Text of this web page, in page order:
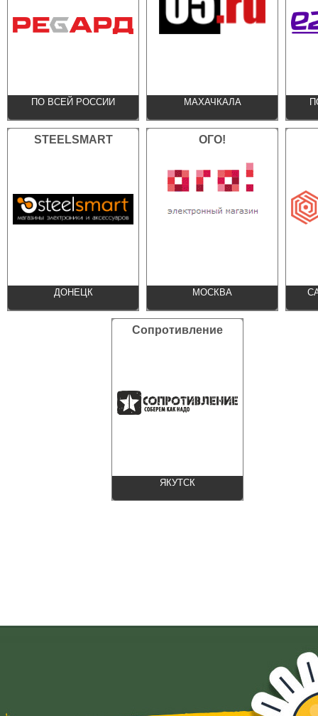
ПО ВСЕЙ РОССИИ МАХАЧКАЛА
STEELSMART
ДОНЕЦК
ОГО!
МОСКВА
Сопротивление
ЯКУТСК